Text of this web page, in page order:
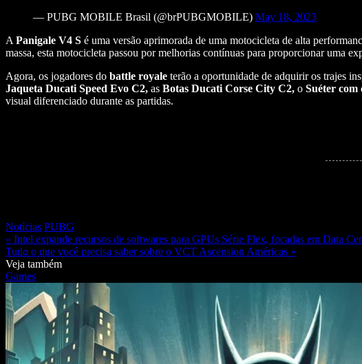
— PUBG MOBILE Brasil (@brPUBGMOBILE) May 18, 2023
A Panigale V4 S é uma versão aprimorada de uma motocicleta de alta
massa, esta motocicleta passou por melhorias contínuas para proporcionar uma
Agora, os jogadores do battle royale terão a oportunidade de adquirir os trajes
Jaqueta Ducati Speed Evo C2, as Botas Ducati Corse City C2, o Suéter com
visual diferenciado durante as partidas.
Notícias PUBG
« Intel expande recursos de softwares para GPUs Série Flex, focadas em Data
Tudo o que você precisa saber sobre o VCT Ascension Américas »
Veja também
Games